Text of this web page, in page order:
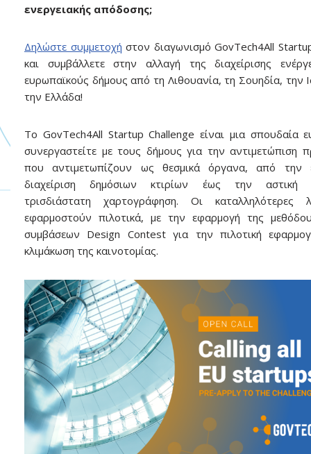
ενεργειακής απόδοσης;
Δηλώστε συμμετοχή στον διαγωνισμό GovTech4All
και συμβάλλετε στην αλλαγή της διαχείρισης
ευρωπαϊκούς δήμους από τη Λιθουανία, τη Σουηδία, την
την Ελλάδα!
Το GovTech4All Startup Challenge είναι μια σπουδαία
συνεργαστείτε με τους δήμους για την αντιμετώπιση
που αντιμετωπίζουν ως θεσμικά όργανα, από την
διαχείριση δημόσιων κτιρίων έως την αστική
τρισδιάστατη χαρτογράφηση. Οι καταλληλότερες
εφαρμοστούν πιλοτικά, με την εφαρμογή της
συμβάσεων Design Contest για την πιλοτική
κλιμάκωση της καινοτομίας.